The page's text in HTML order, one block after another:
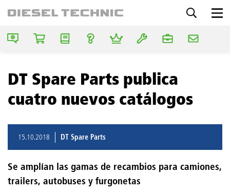
DT Spare Parts publica
cuatro nuevos catálogos
15.10.2018 DT Spare Parts
Se amplían las gamas de recambios para camiones,
trailers, autobuses y furgonetas